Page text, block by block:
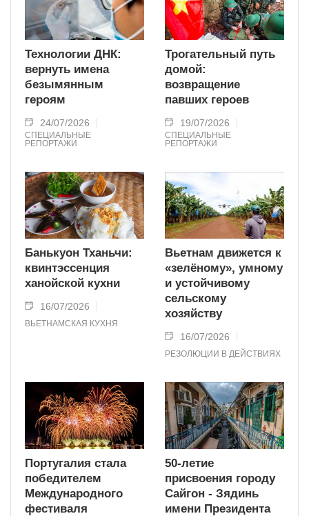
Технологии ДНК:
вернуть имена
безымянным
героям
24/07/2026
СПЕЦИАЛЬНЫЕ
РЕПОРТАЖИ
Трогательный путь
домой:
возвращение
павших героев
19/07/2026
СПЕЦИАЛЬНЫЕ
РЕПОРТАЖИ
Банькуон Тханьчи:
квинтэссенция
ханойской кухни
16/07/2026
ВЬЕТНАМСКАЯ КУХНЯ
Вьетнам движется к
«зелёному», умному
и устойчивому
сельскому
хозяйству
16/07/2026
РЕЗОЛЮЦИИ В ДЕЙСТВИЯХ
Португалия стала
победителем
Международного
фестиваля
50-летие
присвоения городу
Сайгон - Зядинь
имени Президента